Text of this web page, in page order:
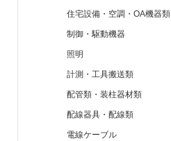
住宅設備・空調・OA機器類
制御・駆動機器
照明
計測・工具搬送類
配管類・装柱器材類
配線器具・配線類
電線ケーブル